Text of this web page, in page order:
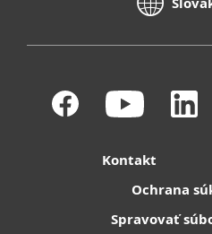
Kontakt
Ochrana
Spravovať